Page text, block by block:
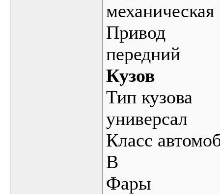
механическая
Привод
передний
Кузов
Тип кузова
универсал
Класс
B
Фары